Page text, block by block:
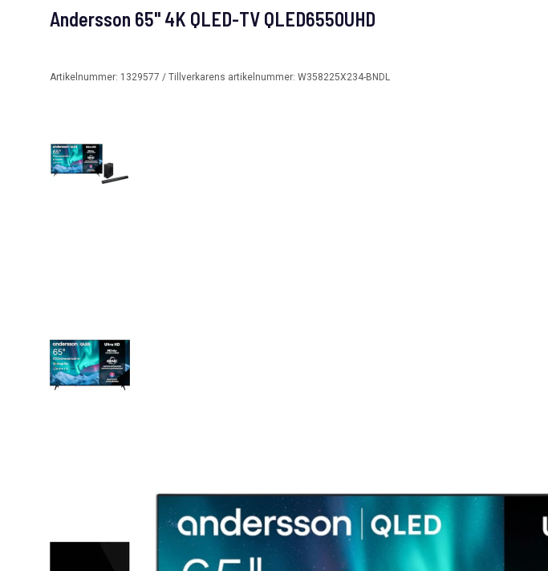
Andersson 65" 4K QLED-TV QLED6550UHD
Artikelnummer: 1329577 / Tillverkarens artikelnummer: W358225X234-BNDL